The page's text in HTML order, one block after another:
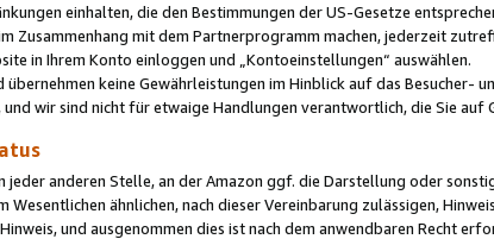
einhalten, die den Bestimmungen der US-Gesetze
Zusammenhang mit dem Partnerprogramm machen, jederzeit
in Ihrem Konto einloggen und „Kontoeinstellungen“ auswählen.
übernehmen keine Gewährleistungen im Hinblick auf das Besucher-
wir sind nicht für etwaige Handlungen verantwortlich, die Sie auf
jeder anderen Stelle, an der Amazon ggf. die Darstellung oder
ähnlichen, nach dieser Vereinbarung zulässigen,
und ausgenommen dies ist nach dem anwendbaren Recht